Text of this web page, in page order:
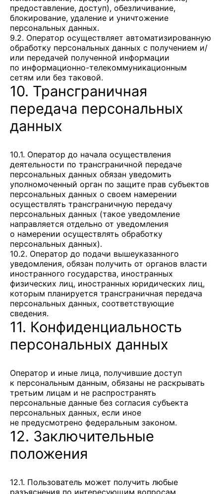
предоставление, доступ), обезличивание,
блокирование, удаление и уничтожение
персональных данных.
9.2. Оператор осуществляет автоматизированную
обработку персональных данных с получением и/
или передачей полученной информации
по информационно-телекоммуникационным
сетям или без таковой.
10. Трансграничная
передача персональных
данных
10.1. Оператор до начала осуществления
деятельности по трансграничной передаче
персональных данных обязан уведомить
уполномоченный орган по защите прав субъектов
персональных данных о своем намерении
осуществлять трансграничную передачу
персональных данных (такое уведомление
направляется отдельно от уведомления
о намерении осуществлять обработку
персональных данных).
10.2. Оператор до подачи вышеуказанного
уведомления, обязан получить от органов власти
иностранного государства, иностранных
физических лиц, иностранных юридических лиц,
которым планируется трансграничная передача
персональных данных, соответствующие
сведения.
11. Конфиденциальность
персональных данных
Оператор и иные лица, получившие доступ
к персональным данным, обязаны не раскрывать
третьим лицам и не распространять
персональные данные без согласия субъекта
персональных данных, если иное
не предусмотрено федеральным законом.
12. Заключительные
положения
12.1. Пользователь может получить любые
разъяснения по интересующим вопросам,